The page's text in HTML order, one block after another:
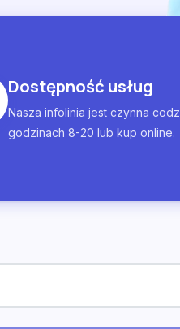
Dostępność usług
Nasza infolinia jest czynna
godzinach 8-20 lub kup online.